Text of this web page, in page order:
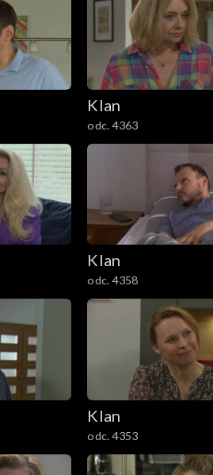
Klan
odc. 4363
Klan
odc. 4358
Klan
odc. 4353